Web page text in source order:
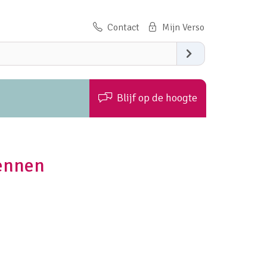
Contact
Zoeken
Blijf op de hoogte